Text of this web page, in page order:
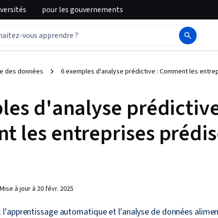
pourles gouvernements
des données 6 exemples d'analyse prédictive : Comment les
d'analyse
les entreprises
Mise à jour à 20 févr. 2025
automatique et l'analyse de données